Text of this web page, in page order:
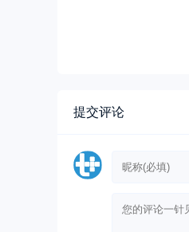
提交评论